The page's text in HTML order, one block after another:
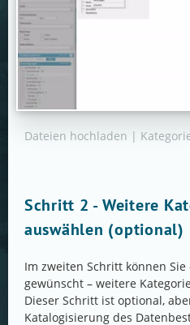
Dateien hochladen |
Schritt 2 - Weitere
auswählen (optional)
Im zweiten Schritt können
gewünscht – weitere
Dieser Schritt ist optional,
Katalogisierung des